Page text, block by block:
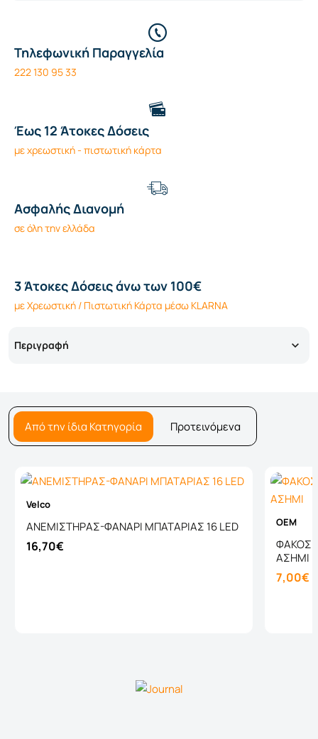
Τηλεφωνική Παραγγελία
222 130 95 33
Έως 12 Άτοκες Δόσεις
με χρεωστική - πιστωτική κάρτα
Ασφαλής Διανομή
σε όλη την ελλάδα
3 Άτοκες Δόσεις άνω των 100€
με Χρεωστική / Πιστωτική Κάρτα μέσω KLARNA
Περιγραφή
Από την ίδια Κατηγορία Προτεινόμενα
Velco
ΑΝΕΜΙΣΤΗΡΑΣ-ΦΑΝΑΡΙ ΜΠΑΤΑΡΙΑΣ 16 LED
16,70€
OEM
ΦΑΚΟΣ
ΑΣΗΜΙ
7,00€